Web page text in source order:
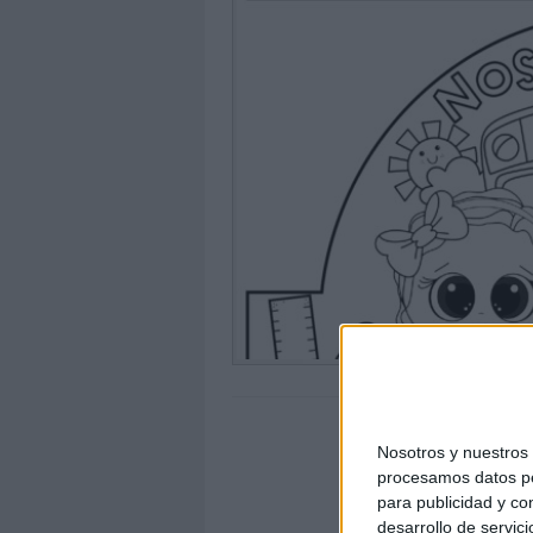
Nosotros y nuestros
procesamos datos
para publicidad y
desarrollo de